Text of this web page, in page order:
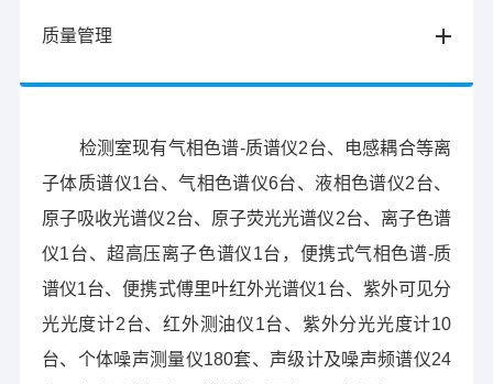
质量管理
检测室现有气相色谱-质谱仪2台、电感耦合等离
子体质谱仪1台、气相色谱仪6台、液相色谱仪2台、
原子吸收光谱仪2台、原子荧光光谱仪2台、离子色谱
仪1台、超高压离子色谱仪1台，便携式气相色谱-质
谱仪1台、便携式傅里叶红外光谱仪1台、紫外可见分
光光度计2台、红外测油仪1台、紫外分光光度计10
台、个体噪声测量仪180套、声级计及噪声频谱仪24